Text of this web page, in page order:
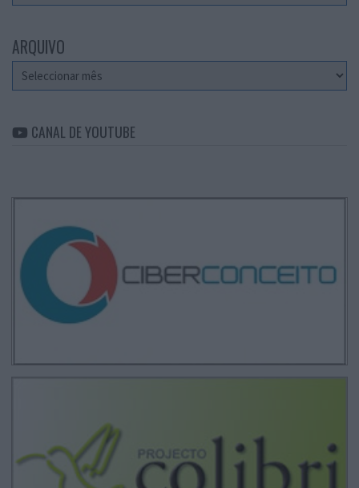
ARQUIVO
Arquivo
CANAL DE YOUTUBE